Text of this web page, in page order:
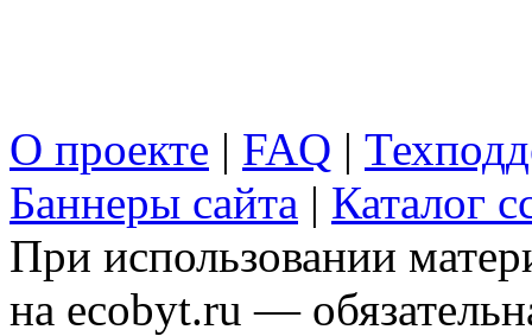
О проекте | FAQ |
Баннеры сайта | Каталог
При использовании
на ecobyt.ru —